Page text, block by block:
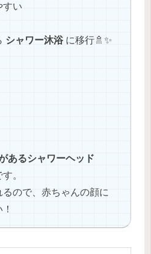
すい
シャワー沐浴 に移行🚿✨
あるシャワーヘッド
。
ので、赤ちゃんの顔に